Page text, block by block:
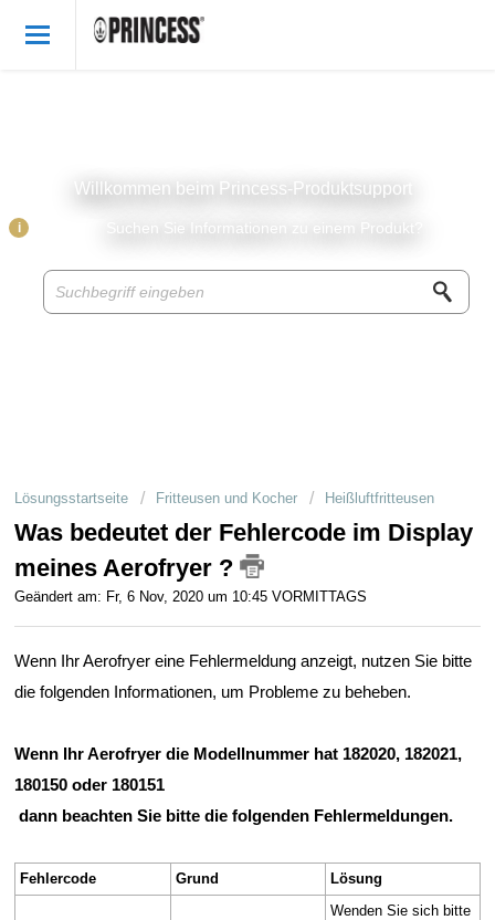
Princess Produkte
Kundenservice
Willkommen beim Princess-Produktsupport
Suchen Sie Informationen zu einem Produkt?
i
Lösungsstartseite Fritteusen und Kocher Heißluftfritteusen
Was bedeutet der Fehlercode im Display
meines Aerofryer ?
Geändert am: Fr, 6 Nov, 2020 um 10:45 VORMITTAGS
Wenn Ihr Aerofryer eine Fehlermeldung anzeigt, nutzen Sie bitte
die folgenden Informationen, um Probleme zu beheben.
Wenn Ihr Aerofryer die Modellnummer hat 182020, 182021,
180150 oder 180151
dann beachten Sie bitte die folgenden Fehlermeldungen.
Fehlercode Grund Lösung
Wenden Sie sich bitte